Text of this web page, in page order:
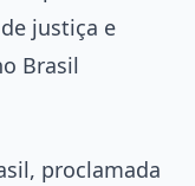
justiça e
Brasil
proclamada